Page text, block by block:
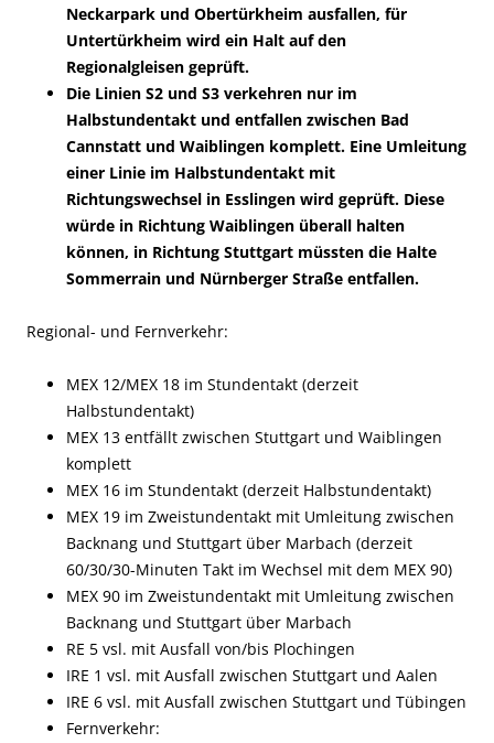
Neckarpark und Obertürkheim ausfallen, für
Untertürkheim wird ein Halt auf den
Regionalgleisen geprüft.
Die Linien S2 und S3 verkehren nur im
Halbstundentakt und entfallen zwischen Bad
Cannstatt und Waiblingen komplett. Eine Umleitung
einer Linie im Halbstundentakt mit
Richtungswechsel in Esslingen wird geprüft. Diese
würde in Richtung Waiblingen überall halten
können, in Richtung Stuttgart müssten die Halte
Sommerrain und Nürnberger Straße entfallen.
Regional- und Fernverkehr:
MEX 12/MEX 18 im Stundentakt (derzeit
Halbstundentakt)
MEX 13 entfällt zwischen Stuttgart und Waiblingen
komplett
MEX 16 im Stundentakt (derzeit Halbstundentakt)
MEX 19 im Zweistundentakt mit Umleitung zwischen
Backnang und Stuttgart über Marbach (derzeit
60/30/30-Minuten Takt im Wechsel mit dem MEX 90)
MEX 90 im Zweistundentakt mit Umleitung zwischen
Backnang und Stuttgart über Marbach
RE 5 vsl. mit Ausfall von/bis Plochingen
IRE 1 vsl. mit Ausfall zwischen Stuttgart und Aalen
IRE 6 vsl. mit Ausfall zwischen Stuttgart und Tübingen
Fernverkehr: